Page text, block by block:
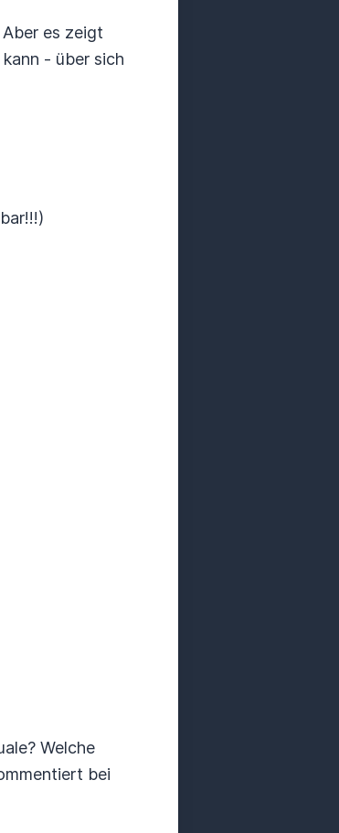
es zeigt
- über sich
Welche
bei